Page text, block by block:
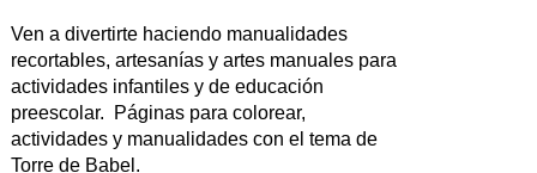
Ven a divertirte haciendo manualidades
recortables, artesanías y artes manuales para
actividades infantiles y de educación
preescolar. Páginas para colorear,
actividades y manualidades con el tema de
Torre de Babel.